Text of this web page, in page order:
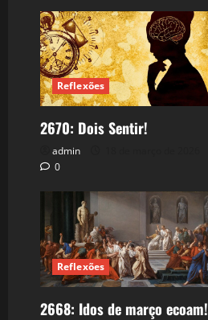
Reflexões
2670: Dois Sentir!
admin
0
Reflexões
2668: Idos de março ecoam!